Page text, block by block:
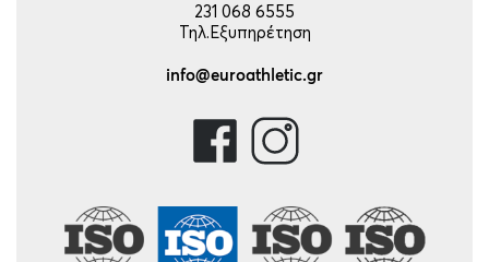
231 068 6555
Τηλ.Εξυπηρέτηση
info@euroathletic.gr